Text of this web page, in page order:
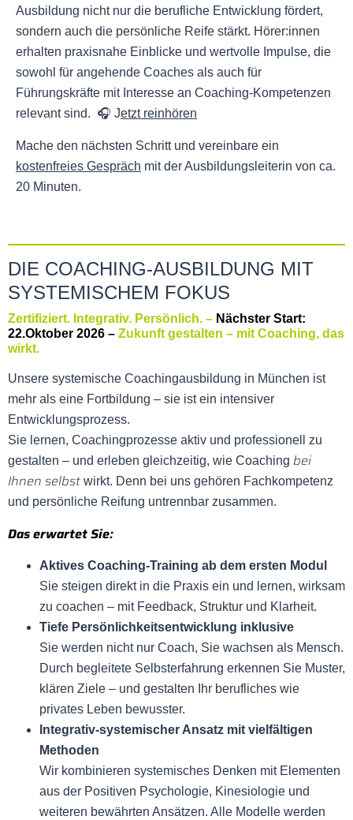
Ausbildung nicht nur die berufliche Entwicklung fördert,
sondern auch die persönliche Reife stärkt. Hörer:innen
erhalten praxisnahe Einblicke und wertvolle Impulse, die
sowohl für angehende Coaches als auch für
Führungskräfte mit Interesse an Coaching-Kompetenzen
relevant sind. 🎧 Jetzt reinhören
Mache den nächsten Schritt und vereinbare ein
kostenfreies Gespräch mit der Ausbildungsleiterin von ca.
20 Minuten.
DIE COACHING-AUSBILDUNG MIT
SYSTEMISCHEM FOKUS
Zertifiziert. Integrativ. Persönlich. – Nächster Start:
22.Oktober 2026 – Zukunft gestalten – mit Coaching, das
wirkt.
Unsere systemische Coachingausbildung in München ist
mehr als eine Fortbildung – sie ist ein intensiver
Entwicklungsprozess.
Sie lernen, Coachingprozesse aktiv und professionell zu
gestalten – und erleben gleichzeitig, wie Coaching bei
Ihnen selbst wirkt. Denn bei uns gehören Fachkompetenz
und persönliche Reifung untrennbar zusammen.
Das erwartet Sie:
Aktives Coaching-Training ab dem ersten Modul
Sie steigen direkt in die Praxis ein und lernen, wirksam
zu coachen – mit Feedback, Struktur und Klarheit.
Tiefe Persönlichkeitsentwicklung inklusive
Sie werden nicht nur Coach, Sie wachsen als Mensch.
Durch begleitete Selbsterfahrung erkennen Sie Muster,
klären Ziele – und gestalten Ihr berufliches wie
privates Leben bewusster.
Integrativ-systemischer Ansatz mit vielfältigen
Methoden
Wir kombinieren systemisches Denken mit Elementen
aus der Positiven Psychologie, Kinesiologie und
weiteren bewährten Ansätzen. Alle Modelle werden